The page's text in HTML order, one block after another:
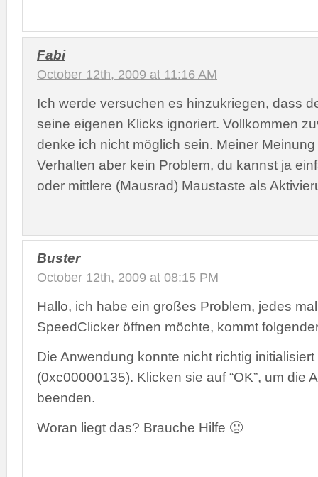
Fabi
October 12th, 2009 at 11:16 AM
Ich werde versuchen es hinzukriegen, dass
seine eigenen Klicks ignoriert. Vollkommen
denke ich nicht möglich sein. Meiner
Verhalten aber kein Problem, du kannst ja
oder mittlere (Mausrad) Maustaste als
Buster
October 12th, 2009 at 08:15 PM
Hallo, ich habe ein großes Problem, jedes
SpeedClicker öffnen möchte, kommt
Die Anwendung konnte nicht richtig
(0xc00000135). Klicken sie auf “OK”, um die
beenden.
Woran liegt das? Brauche Hilfe 🙁